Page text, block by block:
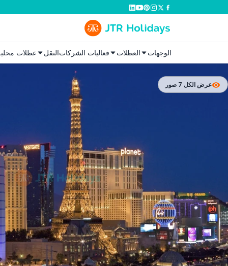
الوجهات العطلات فعاليات الشركاتالنقل عطلات
عرض الكل 7 صور